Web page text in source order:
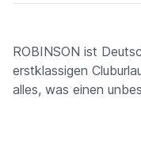
ROBINSON ist
erstklassigen
alles, was einen